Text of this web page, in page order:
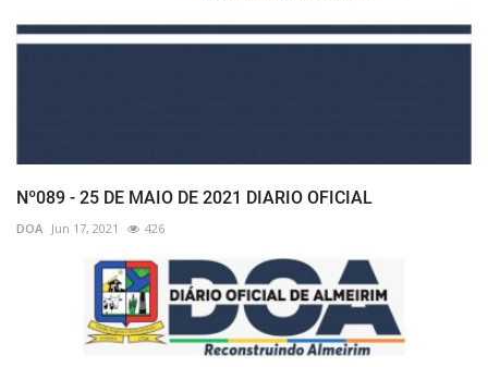
Nº089 - 25 DE MAIO DE 2021 DIARIO OFICIAL
DOA Jun 17, 2021 426